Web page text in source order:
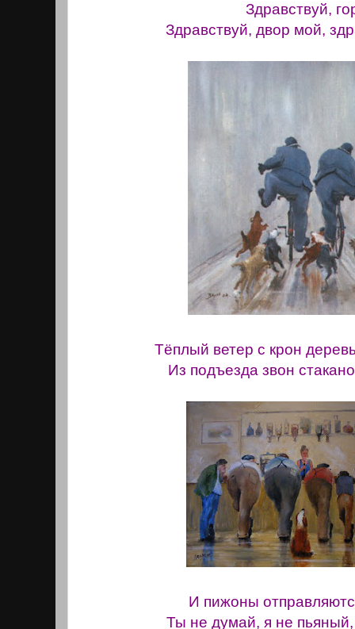
Здравствуй,
Здравствуй, двор мой,
Тёплый ветер с крон
Из подъезда звон
И пижоны
Ты не думай, я не пьяный,